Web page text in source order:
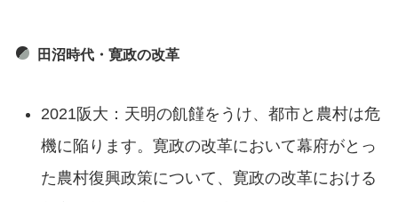
田沼時代・寛政の改革
2021阪大：天明の飢饉をうけ、都市と農村は危
機に陥ります。寛政の改革において幕府がとっ
た農村復興政策について、寛政の改革における